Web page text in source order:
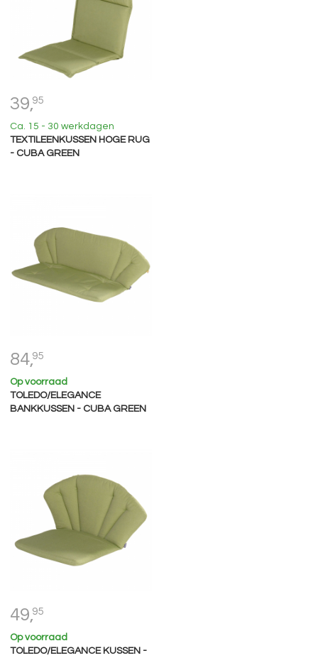
39,95
Ca. 15 - 30 werkdagen
TEXTILEENKUSSEN HOGE RUG
- CUBA GREEN
84,95
Op voorraad
TOLEDO/ELEGANCE
BANKKUSSEN - CUBA GREEN
49,95
Op voorraad
TOLEDO/ELEGANCE KUSSEN -